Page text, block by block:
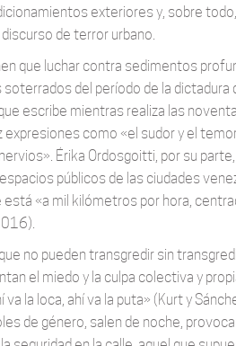
exteriores y, sobre
de terror urbano.
que luchar contra sedimentos
soterrados del período de la
escribe mientras realiza las
expresiones como «el sudor y el
Érika Ordosgoitti, por su
públicos de las ciudades
«a mil kilómetros por hora,
no pueden transgredir sin
el miedo y la culpa colectiva y
la loca, ahí va la puta» (Kurt y
de género, salen de noche,